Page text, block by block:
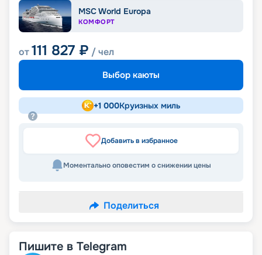
MSC World Europa
КОМФОРТ
от111 827 ₽ / чел
Выбор каюты
+1 000Круизных миль
Добавить в избранное
Моментально оповестим о снижении цены
Поделиться
Пишите в Telegram